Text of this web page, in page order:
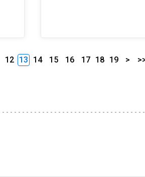
12 13 14 15 16 17 18 19 >